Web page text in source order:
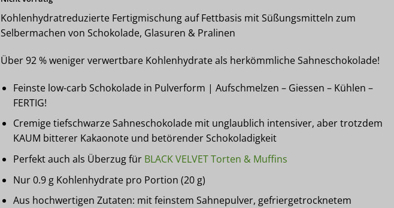
Kohlenhydratreduzierte Fertigmischung auf Fettbasis mit Süßungsmitteln zum
Selbermachen von Schokolade, Glasuren & Pralinen
Über 92 % weniger verwertbare Kohlenhydrate als herkömmliche Sahneschokolade!
Feinste low-carb Schokolade in Pulverform | Aufschmelzen – Giessen – Kühlen –
FERTIG!
Cremige tiefschwarze Sahneschokolade mit unglaublich intensiver, aber trotzdem
KAUM bitterer Kakaonote und betörender Schokoladigkeit
Perfekt auch als Überzug für BLACK VELVET Torten & Muffins
Nur 0.9 g Kohlenhydrate pro Portion (20 g)
Aus hochwertigen Zutaten: mit feinstem Sahnepulver, gefriergetrocknetem